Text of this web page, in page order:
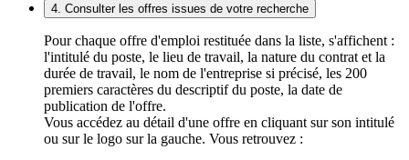
4. Consulter les offres issues de votre recherche
Pour chaque offre d'emploi restituée dans la liste, s'affichent :
l'intitulé du poste, le lieu de travail, la nature du contrat et la
durée de travail, le nom de l'entreprise si précisé, les 200
premiers caractères du descriptif du poste, la date de
publication de l'offre.
Vous accédez au détail d'une offre en cliquant sur son intitulé
ou sur le logo sur la gauche. Vous retrouvez :